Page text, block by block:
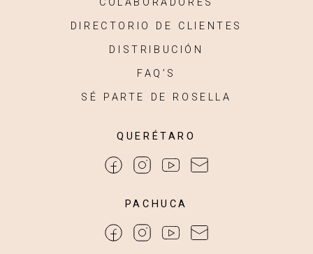
DIRECTORIO DE CLIENTES
DISTRIBUCIÓN
FAQ’S
SÉ PARTE DE ROSELLA
QUERÉTARO
PACHUCA